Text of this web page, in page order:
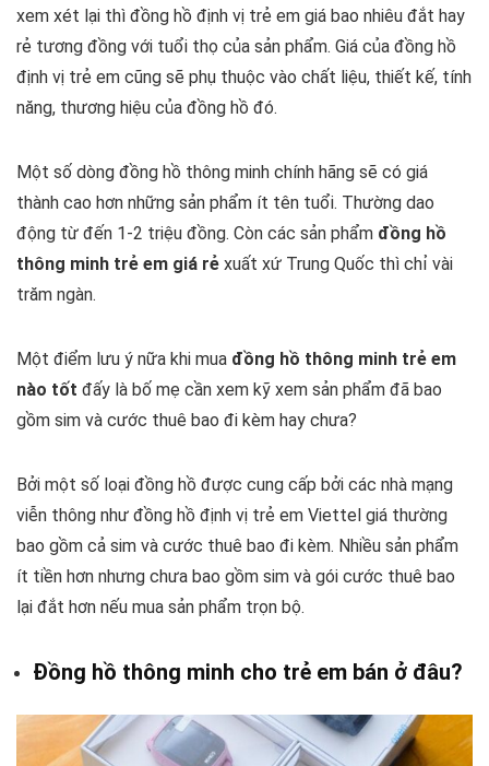
xem xét lại thì đồng hồ định vị trẻ em giá bao nhiêu đắt hay
rẻ tương đồng với tuổi thọ của sản phẩm. Giá của đồng hồ
định vị trẻ em cũng sẽ phụ thuộc vào chất liệu, thiết kế, tính
năng, thương hiệu của đồng hồ đó.
Một số dòng đồng hồ thông minh chính hãng sẽ có giá
thành cao hơn những sản phẩm ít tên tuổi. Thường dao
động từ đến 1-2 triệu đồng. Còn các sản phẩm đồng hồ
thông minh trẻ em giá rẻ xuất xứ Trung Quốc thì chỉ vài
trăm ngàn.
Một điểm lưu ý nữa khi mua đồng hồ thông minh trẻ em
nào tốt đấy là bố mẹ cần xem kỹ xem sản phẩm đã bao
gồm sim và cước thuê bao đi kèm hay chưa?
Bởi một số loại đồng hồ được cung cấp bởi các nhà mạng
viễn thông như đồng hồ định vị trẻ em Viettel giá thường
bao gồm cả sim và cước thuê bao đi kèm. Nhiều sản phẩm
ít tiền hơn nhưng chưa bao gồm sim và gói cước thuê bao
lại đắt hơn nếu mua sản phẩm trọn bộ.
Đồng hồ thông minh cho trẻ em bán ở đâu?